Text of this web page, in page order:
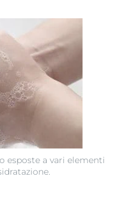
esposte a vari elementi